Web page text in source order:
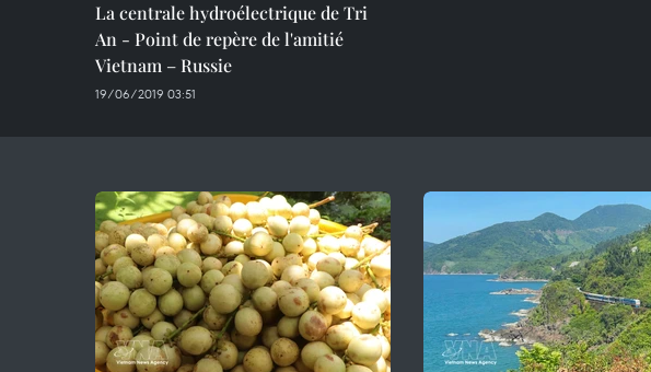
La centrale hydroélectrique de Tri
An - Point de repère de l'amitié
Vietnam – Russie
19/06/2019 03:51